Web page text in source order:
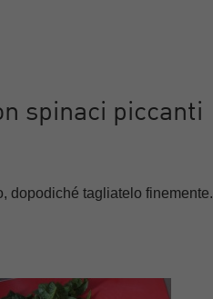
spinaci piccanti
dopodiché tagliatelo finemente.